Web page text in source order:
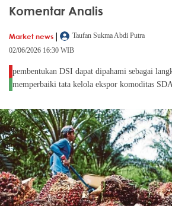
Komentar Analis
Market news |
Taufan Sukma Abdi Putra
02/06/2026 16:30 WIB
pembentukan DSI dapat dipahami sebagai
memperbaiki tata kelola ekspor komoditas